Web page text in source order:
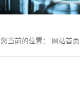
您当前的位置： 网站首页